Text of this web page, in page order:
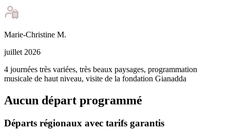
Marie-Christine M.
juillet 2026
4 journées très variées, très beaux paysages, programmation
musicale de haut niveau, visite de la fondation Gianadda
Aucun départ programmé
Départs régionaux avec tarifs garantis